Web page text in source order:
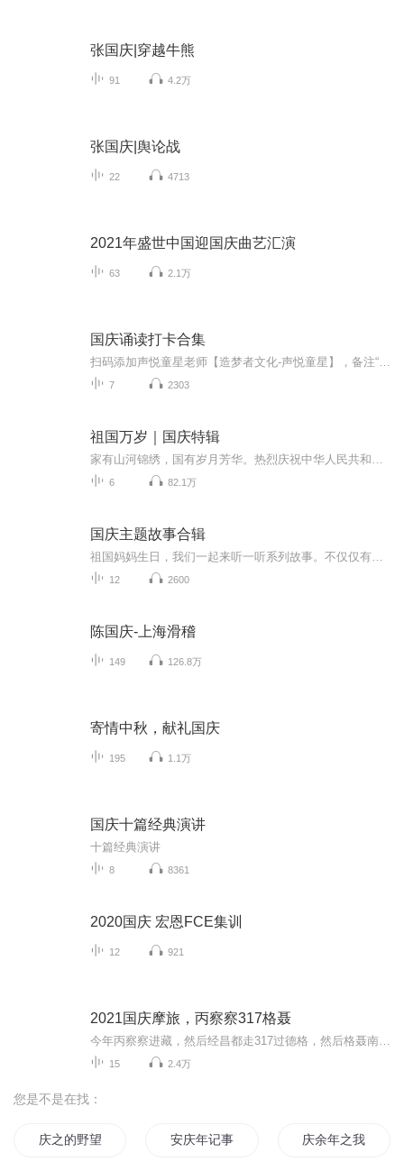
张国庆|穿越牛熊
91 4.2万
张国庆|舆论战
22 4713
2021年盛世中国迎国庆曲艺汇演
63 2.1万
国庆诵读打卡合集
7 2303
祖国万岁｜国庆特辑
6 82.1万
国庆主题故事合辑
12 2600
陈国庆-上海滑稽
149 126.8万
寄情中秋，献礼国庆
195 1.1万
国庆十篇经典演讲
十篇经典演讲
8 8361
2020国庆 宏恩FCE集训
12 921
2021国庆摩旅，丙察察317格聂
15 2.4万
您是不是在找：
庆之的野望 安庆年记事 庆余年之我叫王